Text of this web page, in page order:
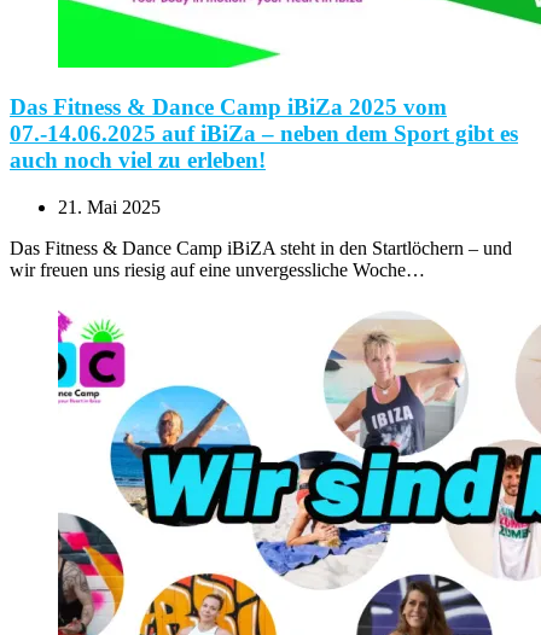
Das Fitness & Dance Camp iBiZa 2025 vom
07.-14.06.2025 auf iBiZa – neben dem Sport gibt es
auch noch viel zu erleben!
21. Mai 2025
Das Fitness & Dance Camp iBiZA steht in den Startlöchern – und
wir freuen uns riesig auf eine unvergessliche Woche…